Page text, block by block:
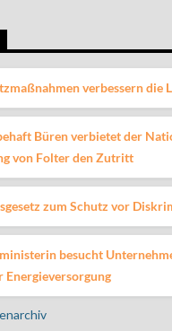
verbessern die
Büren verbietet der
von Folter den Zutritt
zum Schutz vor
besucht
Energieversorgung